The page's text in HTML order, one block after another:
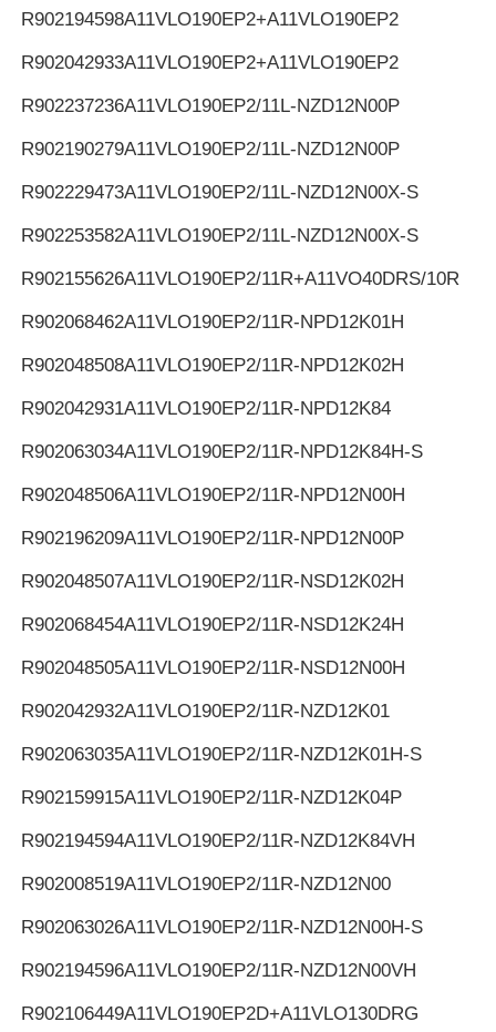
R902194598A11VLO190EP2+A11VLO190EP2
R902042933A11VLO190EP2+A11VLO190EP2
R902237236A11VLO190EP2/11L-NZD12N00P
R902190279A11VLO190EP2/11L-NZD12N00P
R902229473A11VLO190EP2/11L-NZD12N00X-S
R902253582A11VLO190EP2/11L-NZD12N00X-S
R902155626A11VLO190EP2/11R+A11VO40DRS/10R
R902068462A11VLO190EP2/11R-NPD12K01H
R902048508A11VLO190EP2/11R-NPD12K02H
R902042931A11VLO190EP2/11R-NPD12K84
R902063034A11VLO190EP2/11R-NPD12K84H-S
R902048506A11VLO190EP2/11R-NPD12N00H
R902196209A11VLO190EP2/11R-NPD12N00P
R902048507A11VLO190EP2/11R-NSD12K02H
R902068454A11VLO190EP2/11R-NSD12K24H
R902048505A11VLO190EP2/11R-NSD12N00H
R902042932A11VLO190EP2/11R-NZD12K01
R902063035A11VLO190EP2/11R-NZD12K01H-S
R902159915A11VLO190EP2/11R-NZD12K04P
R902194594A11VLO190EP2/11R-NZD12K84VH
R902008519A11VLO190EP2/11R-NZD12N00
R902063026A11VLO190EP2/11R-NZD12N00H-S
R902194596A11VLO190EP2/11R-NZD12N00VH
R902106449A11VLO190EP2D+A11VLO130DRG